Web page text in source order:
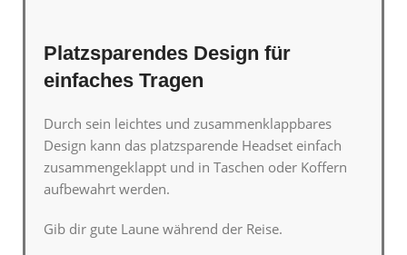
Platzsparendes Design für
einfaches Tragen
Durch sein leichtes und zusammenklappbares
Design kann das platzsparende Headset einfach
zusammengeklappt und in Taschen oder Koffern
aufbewahrt werden.
Gib dir gute Laune während der Reise.